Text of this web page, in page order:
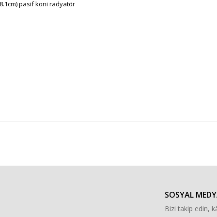
pasif koni radyatör
SOSYAL
Bizi takip edin,